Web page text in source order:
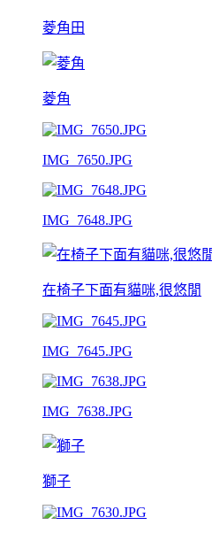
菱角田
菱角
IMG_7650.JPG
IMG_7648.JPG
在椅子下面有貓咪,很悠閒
IMG_7645.JPG
IMG_7638.JPG
獅子